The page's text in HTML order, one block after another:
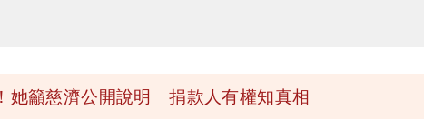
她籲慈濟公開說明 捐款人有權知真相